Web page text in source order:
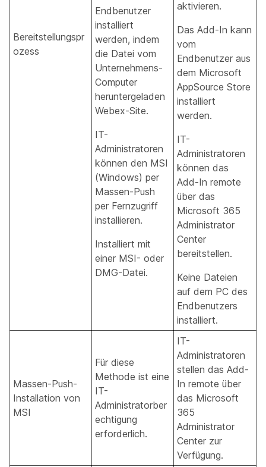
Bereitstellungspr
ozess
Endbenutzer
installiert
werden, indem
die Datei vom
Unternehmens-
Computer
heruntergeladen
Webex-Site.
IT-
Administratoren
können den MSI
(Windows) per
Massen-Push
per Fernzugriff
installieren.
Installiert mit
einer MSI- oder
DMG-Datei.
aktivieren.
Das Add-In kann
vom
Endbenutzer aus
dem Microsoft
AppSource Store
installiert
werden.
IT-
Administratoren
können das
Add-In remote
über das
Microsoft 365
Administrator
Center
bereitstellen.
Keine Dateien
auf dem PC des
Endbenutzers
installiert.
Massen-Push-
Installation von
MSI
Für diese
Methode ist eine
IT-
Administratorber
echtigung
erforderlich.
IT-
Administratoren
stellen das Add-
In remote über
das Microsoft
365
Administrator
Center zur
Verfügung.